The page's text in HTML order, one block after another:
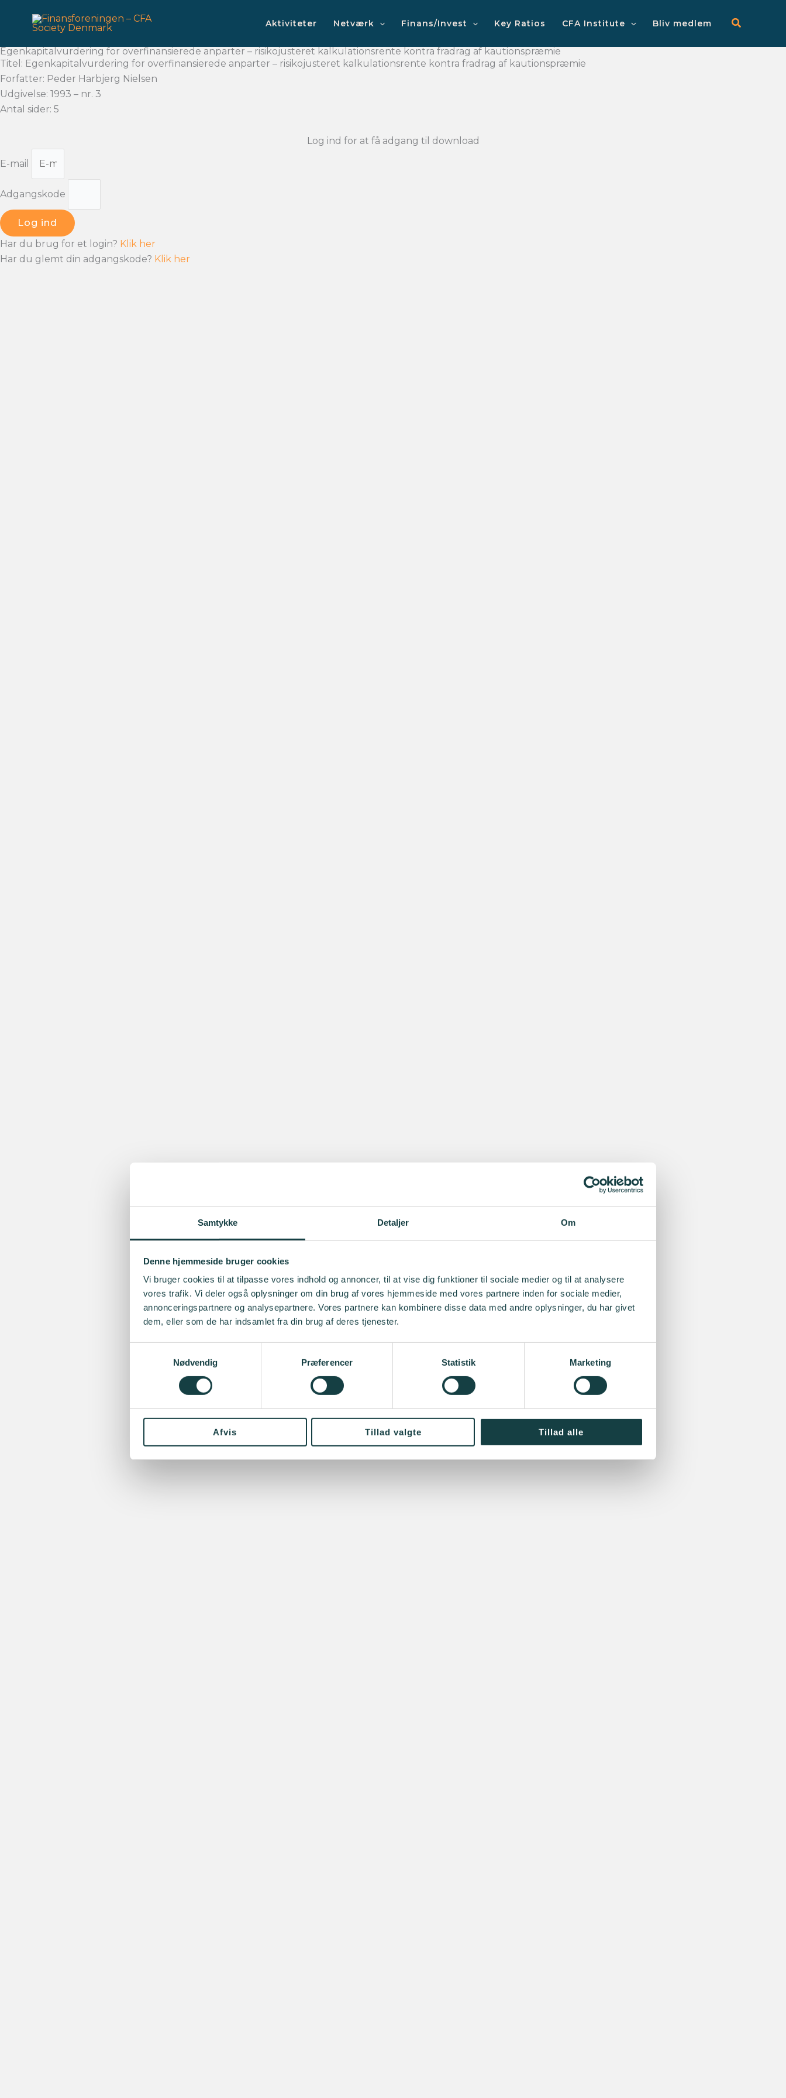
Samtykke Detaljer Om
Denne hjemmeside bruger cookies
Vi bruger cookies til at tilpasse vores indhold og annoncer, til at vise dig funktioner til sociale medier og til at analysere
vores trafik. Vi deler også oplysninger om din brug af vores hjemmeside med vores partnere inden for sociale medier,
annonceringspartnere og analysepartnere. Vores partnere kan kombinere disse data med andre oplysninger, du har givet
dem, eller som de har indsamlet fra din brug af deres tjenester.
Nødvendig
Præferencer Statistik Marketing
Afvis Tillad valgte Tillad alle
Aktiviteter Netværk Finans/Invest Key Ratios CFA Institute Bliv medlem
Egenkapitalvurdering for overfinansierede anparter – risikojusteret kalkulationsrente kontra fradrag af kautionspræmie
Titel: Egenkapitalvurdering for overfinansierede anparter – risikojusteret kalkulationsrente kontra fradrag af kautionspræmie
Forfatter: Peder Harbjerg Nielsen
Udgivelse: 1993 – nr. 3
Antal sider: 5
Log ind for at få adgang til download
E-mail
Adgangskode
Log ind
Har du brug for et login? Klik her
Har du glemt din adgangskode? Klik her